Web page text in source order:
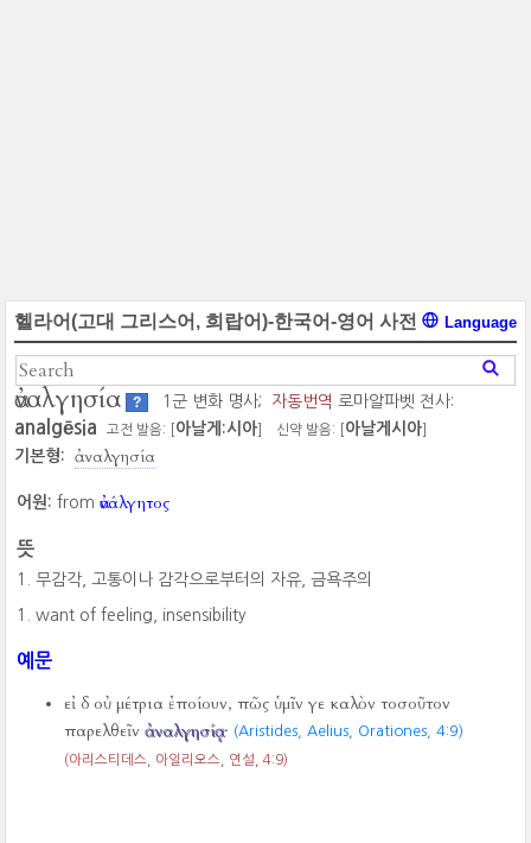
헬라어(고대 그리스어, 희랍어)-한국어-영어 사전 Language
ἀναλγησία ? 1군 변화 명사; 자동번역 로마알파벳 전사:
analgēsia 고전 발음: [ 아날게:시아 신약 발음: [ 아날게시아
기본형: ἀναλγησία
어원: fromἀνάλγητος
뜻
무감각, 고통이나 감각으로부터의 자유, 금욕주의
want of feeling, insensibility
예문
εἰ δ οὐ μέτρια ἐποίουν, πῶς ὑμῖν γε καλὸν τοσοῦτον
παρελθεῖνἀναλγησίᾳ· (Aristides, Aelius, Orationes,4:9)
(아리스티데스, 아일리오스, 연설,4:9)